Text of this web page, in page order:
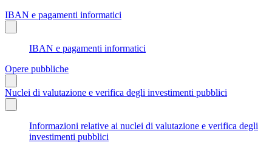
IBAN e pagamenti informatici
IBAN e pagamenti informatici
Opere pubbliche
Nuclei di valutazione e verifica degli investimenti pubblici
Informazioni relative ai nuclei di valutazione e verifica degli
investimenti pubblici